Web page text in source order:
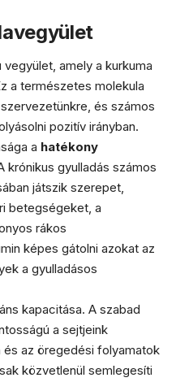
amely a kurkuma
a természetes molekula
és számos
pozitív irányban.
a hatékony
krónikus gyulladás számos
játszik szerepet,
betegségeket, a
rákos
képes gátolni azokat az
a gyulladásos
kapacitása. A szabad
a sejtjeink
az öregedési folyamatok
közvetlenül semlegesíti